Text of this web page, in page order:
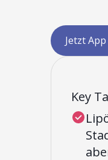
Jetzt
Key